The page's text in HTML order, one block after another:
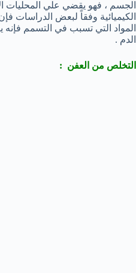
الجسم ، فهو يقضي علي المحليات
الكيميائية وفقاً لبعض الدراسات
المواد التي تسبب في التسمم
الدم .
التخلص من العفن :